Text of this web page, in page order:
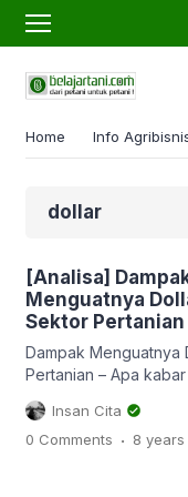
Home Info
dollar
[Analisa]
Menguatnya
Sektor Pertanian
Dampak Menguatnya
Pertanian – Apa kabar
Semoga selalu sehat
dengan kesehatan kita
beraktivitas, bisa
Insan Cita
0 Comments . 8 years